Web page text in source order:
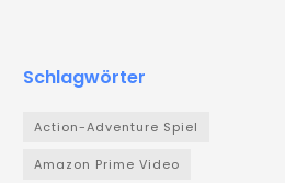
Schlagwörter
Action-Adventure Spiel
Amazon Prime Video